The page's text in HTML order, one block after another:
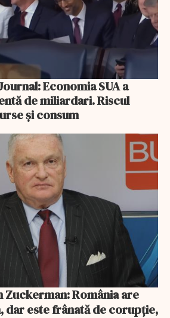
Economia SUA a
de miliardari. Riscul
și consum
dar este frânată de corupție,